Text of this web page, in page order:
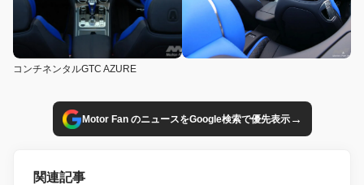
コンチネンタルGTC AZURE
Motor Fan のニュースをGoogle検索で優先表示→
関連記事